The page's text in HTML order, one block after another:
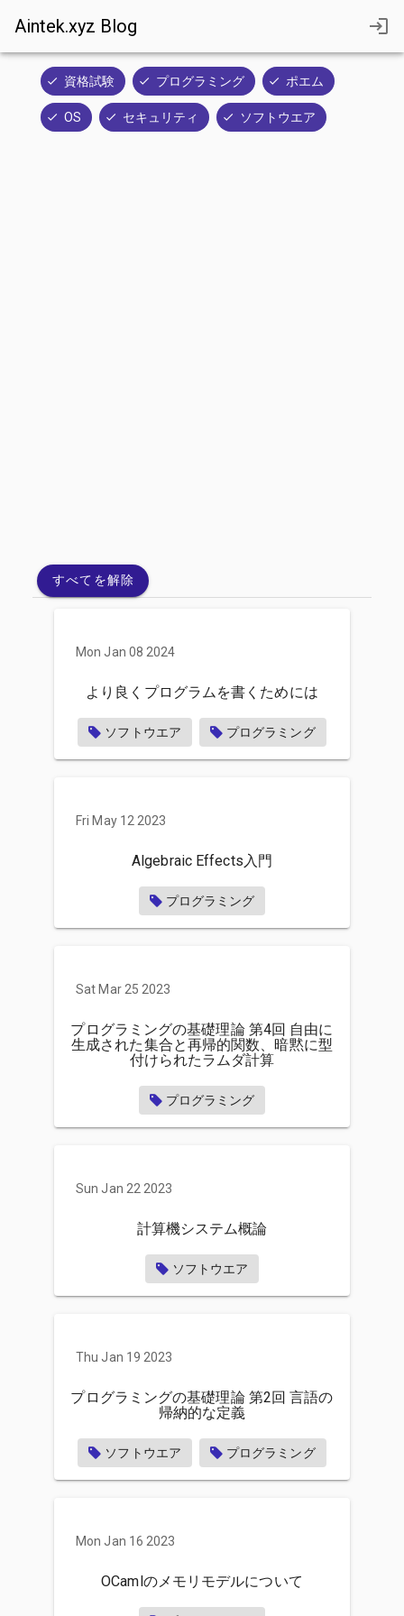
Aintek.xyz Blog
資格試験 プログラミング ポエム
OS セキュリティ ソフトウエア
すべてを解除
Mon Jan 08 2024
より良くプログラムを書くためには
ソフトウエア プログラミング
Fri May 12 2023
Algebraic Effects入門
プログラミング
Sat Mar 25 2023
プログラミングの基礎理論 第4回 自由に
生成された集合と再帰的関数、暗黙に型
付けられたラムダ計算
プログラミング
Sun Jan 22 2023
計算機システム概論
ソフトウエア
Thu Jan 19 2023
プログラミングの基礎理論 第2回 言語の
帰納的な定義
ソフトウエア プログラミング
Mon Jan 16 2023
OCamlのメモリモデルについて